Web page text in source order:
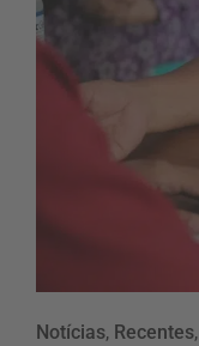
Notícias, Recentes,